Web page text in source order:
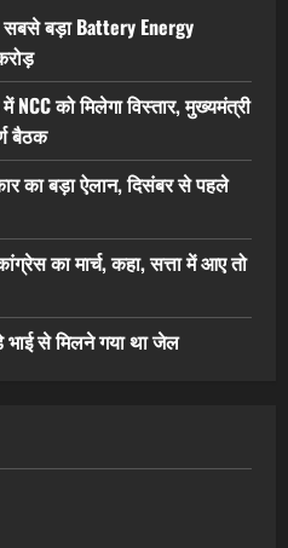
सबसे बड़ा Battery Energy
को मिलेगा विस्तार, मुख्यमंत्री
बैठक
का बड़ा ऐलान, दिसंबर से पहले
का मार्च, कहा, सत्ता में आए तो
से मिलने गया था जेल